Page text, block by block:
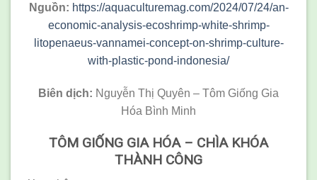
Nguồn: https://aquaculturemag.com/2024/07/24/an-
economic-analysis-ecoshrimp-white-shrimp-
litopenaeus-vannamei-concept-on-shrimp-culture-
with-plastic-pond-indonesia/
Biên dịch: Nguyễn Thị Quyên – Tôm Giống Gia
Hóa Bình Minh
TÔM GIỐNG GIA HÓA – CHÌA KHÓA
THÀNH CÔNG